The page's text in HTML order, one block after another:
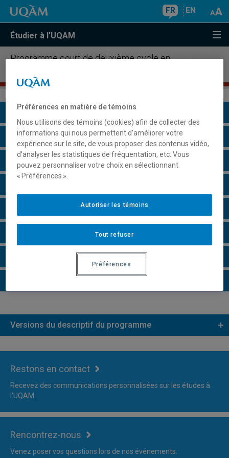
FR EN
Étudier à l'UQAM
Programme court de deuxième cycle en
Présentation du programme
Conditions d'admission
Cours à suivre et horaires
Perspectives professionnelles
Remarques et règlements
Faire une demande d'admission
Versions du descriptif du programme
Restons en contact
Recevez des communications personnalisées sur les études à
l'UQAM.
Rencontrez-nous
Venez poser vos questions lors de nos événements.
Préférences en matière de témoins
Nous utilisons des témoins (cookies) afin de collecter des
informations qui nous permettent d’améliorer votre
expérience sur le site, de vous proposer des contenus vidéo,
d’analyser les statistiques de fréquentation, etc. Vous
pouvez personnaliser votre choix en sélectionnant
« Préférences ».
Tout refuser
Autoriser les témoins
Préférences